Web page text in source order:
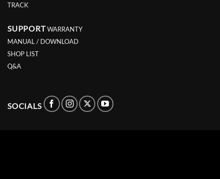
TRACK
SUPPORT WARRANTY
MANUAL / DOWNLOAD
SHOP LIST
Q&A
SOCIALS